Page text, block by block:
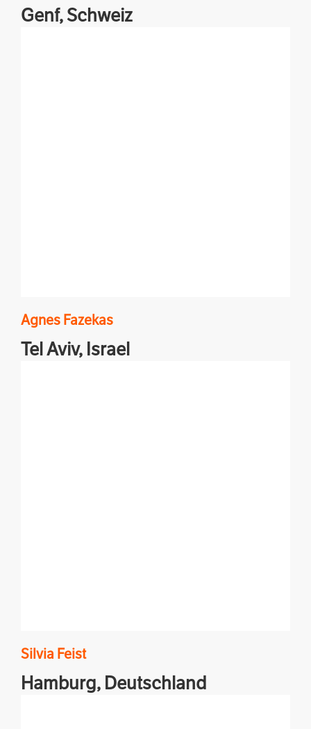
Genf,Schweiz
Agnes Fazekas
Tel Aviv, Israel
Silvia Feist
Hamburg, Deutschland